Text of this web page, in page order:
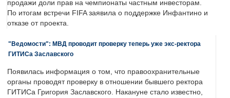
продажи доли прав на чемпионаты частным инвесторам.
По итогам встречи FIFA заявила о поддержке Инфантино и
отказе от проекта.
"Ведомости": МВД проводит проверку теперь уже экс-ректора
ГИТИСа Заславского
Появилась информация о том, что правоохранительные
органы проводят проверку в отношении бывшего ректора
ГИТИСа Григория Заславского. Накануне стало известно,